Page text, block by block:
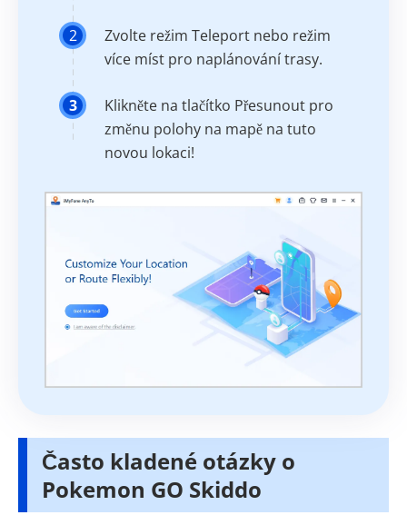
2
Zvolte režim Teleport nebo režim
více míst pro naplánování trasy.
3
Klikněte na tlačítko Přesunout pro
změnu polohy na mapě na tuto
novou lokaci!
Často kladené otázky o
Pokemon GO Skiddo